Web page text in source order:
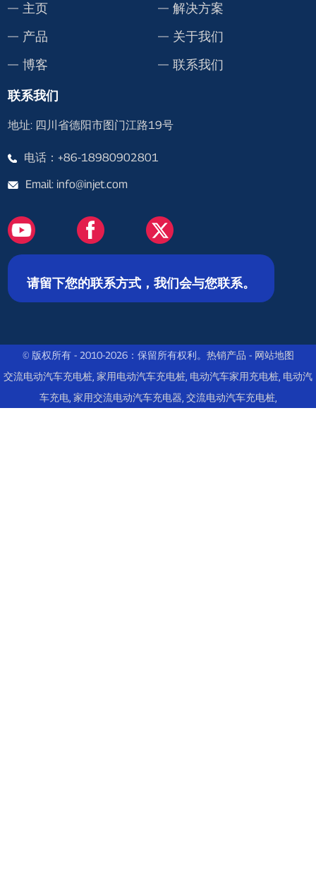
主页
解决方案
产品
关于我们
博客
联系我们
联系我们
地址: 四川省德阳市图门江路19号
电话：+86-18980902801
Email: info@injet.com
请留下您的联系方式，我们会与您联系。
© 版权所有 - 2010-2026：保留所有权利。 热销产品 - 网站地图
交流电动汽车充电桩 家用电动汽车充电桩 电动汽车家用充电桩 电动汽
车充电, 家用交流电动汽车充电器 交流电动汽车充电桩,